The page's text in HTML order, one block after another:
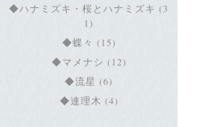
◆ハナミズキ・桜とハナミズキ (3
1)
◆蝶々 (15)
◆マメナシ (12)
◆流星 (6)
◆連理木 (4)